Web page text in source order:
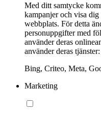
Med ditt samtycke
kampanjer och visa
webbplats. För detta
personuppgifter med
använder deras
använder deras tjänster:
Bing, Criteo, Meta,
Marketing